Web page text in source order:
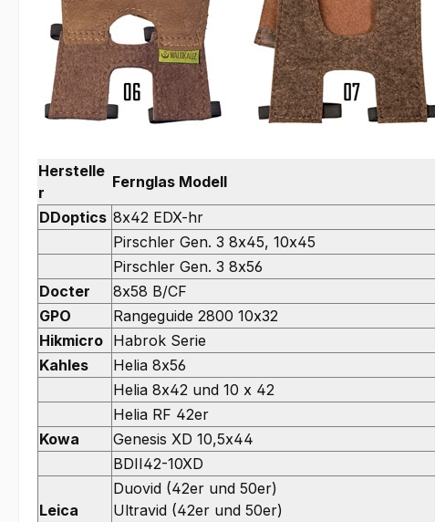
Herstelle
r
Fernglas Modell
DDoptics 8x42 EDX-hr
Pirschler Gen. 3 8x45, 10x45
Pirschler Gen. 3 8x56
Docter
8x58 B/CF
GPO
Rangeguide 2800 10x32
Hikmicro Habrok Serie
Kahles
Helia 8x56
Helia 8x42 und 10 x 42
Helia RF 42er
Kowa
Genesis XD 10,5x44
BDII42-10XD
Leica
Duovid (42er und 50er)
Ultravid (42er und 50er)